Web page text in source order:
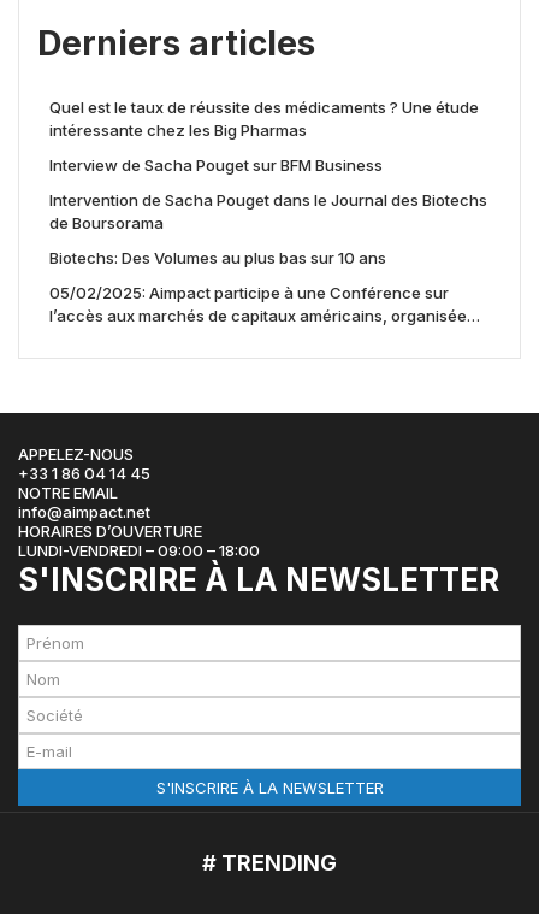
Derniers articles
Quel est le taux de réussite des médicaments ? Une étude
intéressante chez les Big Pharmas
Interview de Sacha Pouget sur BFM Business
Intervention de Sacha Pouget dans le Journal des Biotechs
de Boursorama
Biotechs: Des Volumes au plus bas sur 10 ans
05/02/2025: Aimpact participe à une Conférence sur
l’accès aux marchés de capitaux américains, organisée
APPELEZ-NOUS
+33 1 86 04 14 45
NOTRE EMAIL
info@aimpact.net
HORAIRES D’OUVERTURE
LUNDI-VENDREDI – 09:00 – 18:00
S'INSCRIRE À LA NEWSLETTER
# TRENDING